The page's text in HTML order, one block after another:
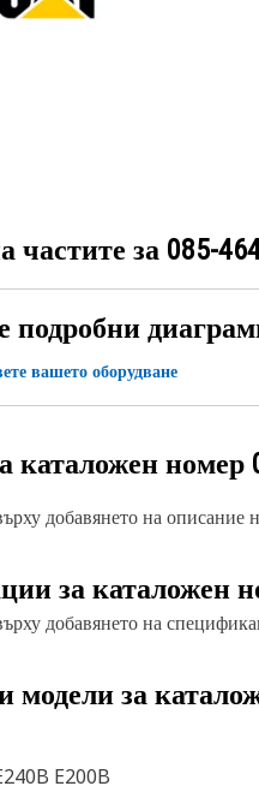
частите за 085-
подробни
вашето оборудване
каталожен номер
добавянето на описание
за каталожен
добавянето на
модели за
E200B